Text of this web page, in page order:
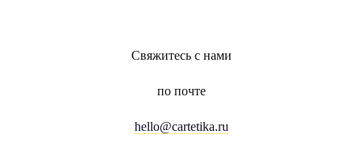
Свяжитесь с нами
по почте
hello@cartetika.ru